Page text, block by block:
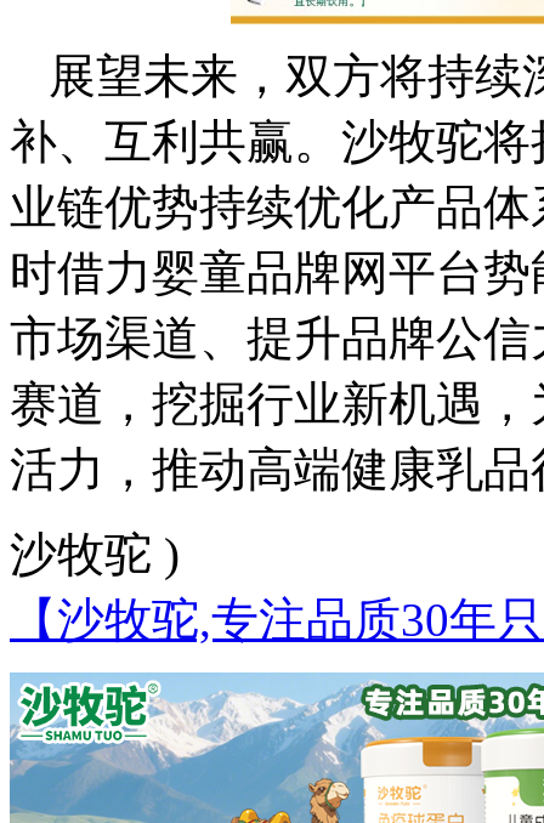
展望未来，双方将持
补、互利共赢。沙牧驼
业链优势持续优化产品
时借力婴童品牌网平台
市场渠道、提升品牌公
赛道，挖掘行业新机遇
活力，推动高端健康乳
沙牧驼 )
【沙牧驼,专注品质30年